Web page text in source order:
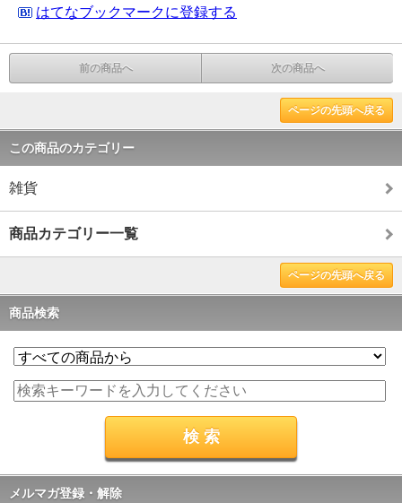
はてなブックマークに登録する
前の商品へ 次の商品へ
ページの先頭へ戻る
この商品のカテゴリー
雑貨
商品カテゴリー一覧
ページの先頭へ戻る
商品検索
メルマガ登録・解除